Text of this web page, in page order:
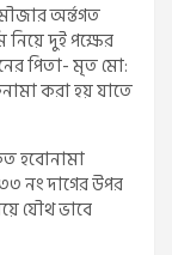
অর্ন্তগত
দুই পক্ষের
পিতা- মৃত মো:
করা হয় যাতে
হবোনামা
নং দাগের উপর
যৌথ ভাবে